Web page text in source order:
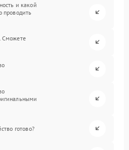
и какой
проводить
Сможете
готово?